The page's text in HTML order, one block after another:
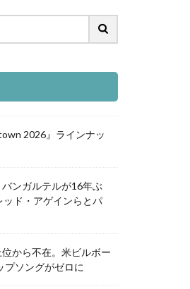
2026』ラインナッ
ンガルテルが16年ぶ
ッド・アゲインらとパ
から不在。米ビルボー
プソングがゼロに